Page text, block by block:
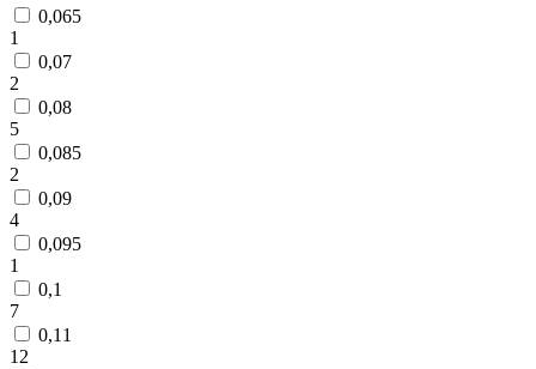
0,065
1
0,07
2
0,08
5
0,085
2
0,09
4
0,095
1
0,1
7
0,11
12